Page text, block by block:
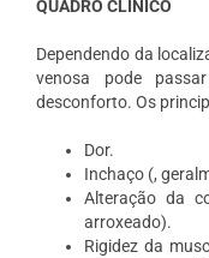
QUADRO CLÍNICO
Dependendo da
venosa pode
desconforto. Os
Dor.
Inchaço (,
Alteração da
arroxeado).
Rigidez da